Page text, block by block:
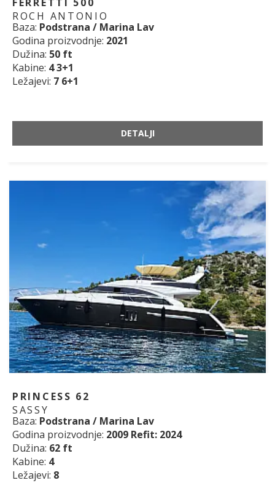
ROCH ANTONIO
Baza: Podstrana / Marina Lav
Godina proizvodnje: 2021
Dužina: 50 ft
Kabine: 4 3+1
Ležajevi: 7 6+1
DETALJI
PRINCESS 62
SASSY
Baza: Podstrana / Marina Lav
Godina proizvodnje: 2009 Refit: 2024
Dužina: 62 ft
Kabine: 4
Ležajevi: 8